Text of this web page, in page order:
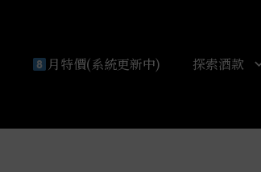
月特價(系統更新中) 探索酒款